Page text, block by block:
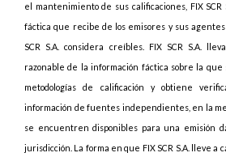
el mantenimiento de sus calificaciones, FIX SCR
fáctica que recibe de los emisores y sus
SCR S.A. considera creíbles. FIX SCR S.A.
razonable de la información fáctica sobre la que
metodologías de calificación y obtiene
información de fuentes independientes, en la
se encuentren disponibles para una emisión
jurisdicción. La forma en que FIX SCR S.A. lleve a